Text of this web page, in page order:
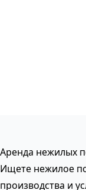
Аренда нежилых
Ищете нежилое
производства и